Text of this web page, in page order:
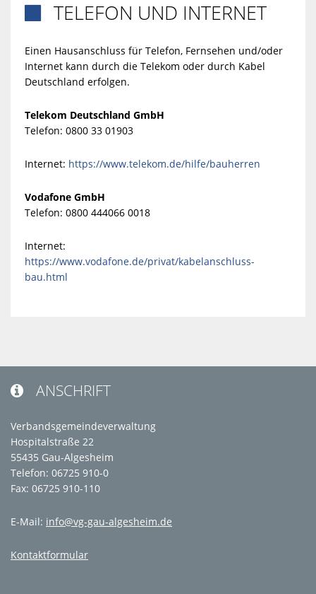
TELEFON UND INTERNET
Einen Hausanschluss für Telefon, Fernsehen und/oder
Internet kann durch die Telekom oder durch Kabel
Deutschland erfolgen.
Telekom Deutschland GmbH
Telefon: 0800 33 01903
Internet: https://www.telekom.de/hilfe/bauherren
Vodafone GmbH
Telefon: 0800 444066 0018
Internet:
https://www.vodafone.de/privat/kabelanschluss-
bau.html
 ANSCHRIFT
Verbandsgemeindeverwaltung
Hospitalstraße 22
55435 Gau-Algesheim
Telefon: 06725 910-0
Fax: 06725 910-110
E-Mail: info@vg-gau-algesheim.de
Kontaktformular